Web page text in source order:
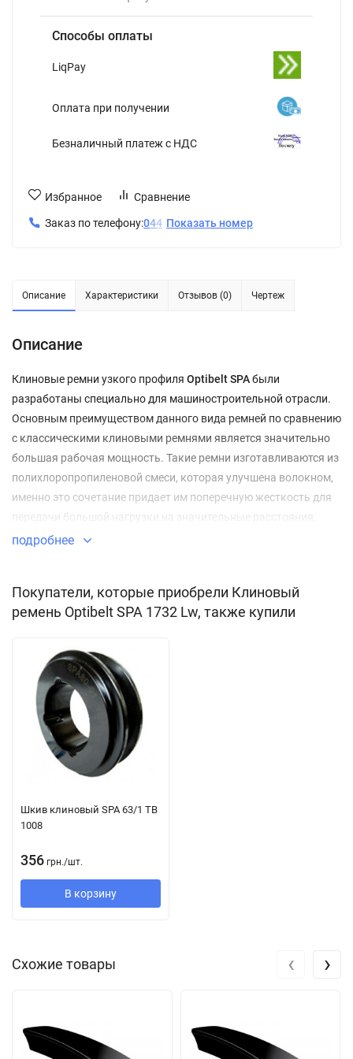
Способы оплаты
LiqPay
Оплата при получении
Безналичный платеж с НДС
Избранное Сравнение
Заказ по телефону:044 Показать номер
Описание Характеристики Отзывов (0) Чертеж
Описание
Клиновые ремни узкого профиля Optibelt SPAбыли
разработаны специально для машиностроительной отрасли.
Основным преимуществом данного вида ремней по сравнению
с классическими клиновыми ремнями является значительно
большая рабочая мощность. Такие ремни изготавливаются из
полихлоропропиленовой смеси, которая улучшена волокном,
именно это сочетание придает им поперечную жесткость для
передачи большой нагрузки на значительные расстояния.
Применение:
приводы сельскохозяйственных машин;
приводы промышленного оборудования;
приводы компрессоров;
автомобилестроение;
конструкции с наружным натяжением малого диаметра;
оборудование, где ширина шкива вдвое меньше, чем
приводы с классическими ремнями.
Конструкция:
Благодаря специальной технологии производства растяжение
обработано износостойкой резиновой смесью, поэтому
стандарта DIN 2218 к производительности. Таким образом, их
Он уже, чем классические клиновые ремни с такими же
подробнее
Покупатели, которые приобрели Клиновый
ремень Optibelt SPA 1732 Lw, также купили
Шкив клиновый SPA 63/1 TB
1008
356 грн./шт.
В корзину
Схожие товары ‹ ›